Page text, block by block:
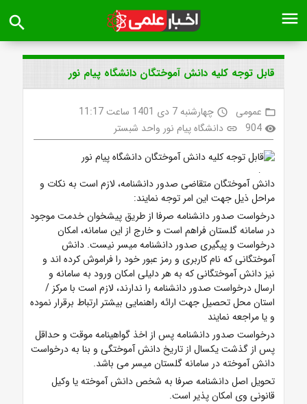
menu
search
قابل توجه کلیه دانش آموختگان دانشگاه پیام نور
folder_open عمومی access_time چهارشنبه 7 دی 1401 ساعت 11:17
visibility
904
link دانشگاه پیام نور واحد شبستر
.
دانش آموختگان متقاضی صدور دانشنامه، لازم است به نکات و
مراحل ذیل جهت این امر توجه نمایند:
درخواست صدور دانشنامه صرفا از طریق پیشخوان خدمت موجود
در سامانه گلستان فراهم است و خارج از این سامانه، امکان
درخواست و پیگیری صدور دانشنامه میسر نیست. دانش
آموختگانی که نام کاربری و رمز عبور خود را فراموش کرده اند و
نیز دانش آموختگانی که به هر دلیلی امکان ورود به سامانه و
ارسال درخواست صدور دانشنامه را ندارند، لازم است با مرکز /
استان محل تحصیل جهت ارائه راهنمایی بیشتر ارتباط برقرار نموده
و یا مراجعه نمایند
درخواست صدور دانشنامه پس از اخذ گواهینامه موقت و حداقل
پس از گذشت یکسال از تاریخ دانش آموختگی و بنا به درخواست
دانش آموخته در سامانه گلستان میسر می باشد.
تحویل اصل دانشنامه صرفا به شخص دانش آموخته یا وکیل
قانونی وی امکان پذیر است.